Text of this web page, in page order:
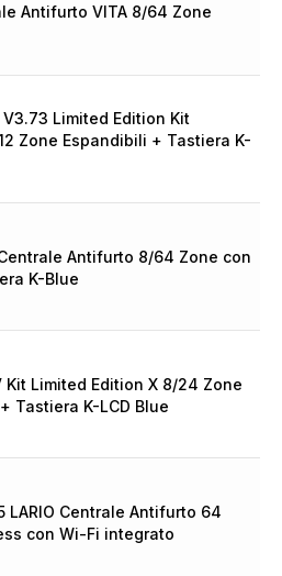
Antifurto VITA 8/64 Zone
V3.73 Limited Edition Kit
Zone Espandibili + Tastiera K-
Antifurto 8/64 Zone con
K-Blue
Kit Limited Edition X 8/24 Zone
Tastiera K-LCD Blue
LARIO Centrale Antifurto 64
con Wi-Fi integrato